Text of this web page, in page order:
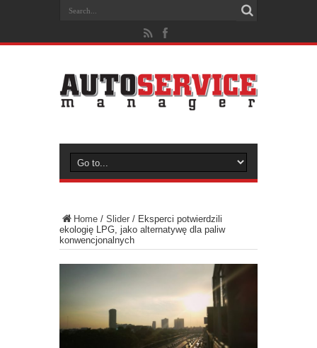
Home / Slider / Eksperci potwierdzili
ekologię LPG, jako alternatywę dla paliw
konwencjonalnych